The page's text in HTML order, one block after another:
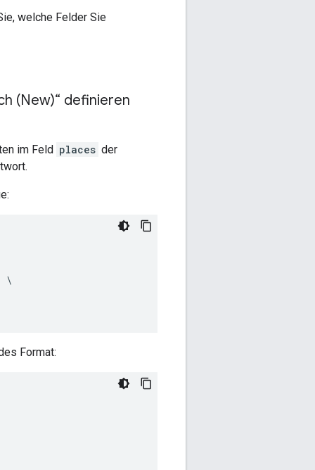
welche Felder Sie
(New)“ definieren
im Feld places der
Format: